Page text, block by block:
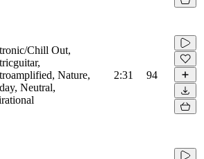
Chill Out,
Nature,
Neutral,
2:31 94